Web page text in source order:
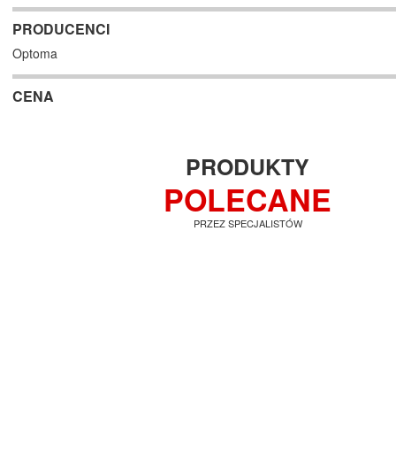
PRODUCENCI
Optoma
CENA
PRODUKTY
POLECANE
PRZEZ SPECJALISTÓW